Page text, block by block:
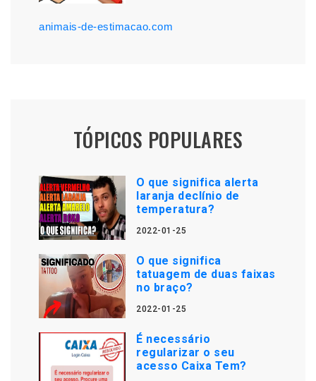
animais-de-estimacao.com
TÓPICOS POPULARES
O que significa alerta
laranja declínio de
temperatura?
2022-01-25
O que significa
tatuagem de duas faixas
no braço?
2022-01-25
É necessário
regularizar o seu
acesso Caixa Tem?